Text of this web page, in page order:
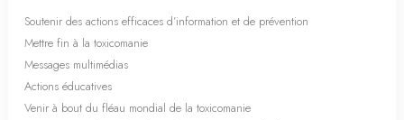
Soutenir des actions efficaces d’information et de prévention
Mettre fin à la toxicomanie
Messages multimédias
Actions éducatives
Venir à bout du fléau mondial de la toxicomanie